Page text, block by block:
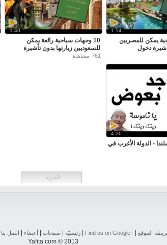
1:14
يمكن للمصريين
دخول
1:40
10 وجهات سياحية رائعة يمكن
للسعوديين زيارتها بدون تأشيرة
761 مشاهدة
4:26
- الدولة الأغرب في
المزيد
الموقع Find us on ‪Google+‬‏ رئيسيّة صفحات أعضاء اتصل بنا
Yafita.com © 2013